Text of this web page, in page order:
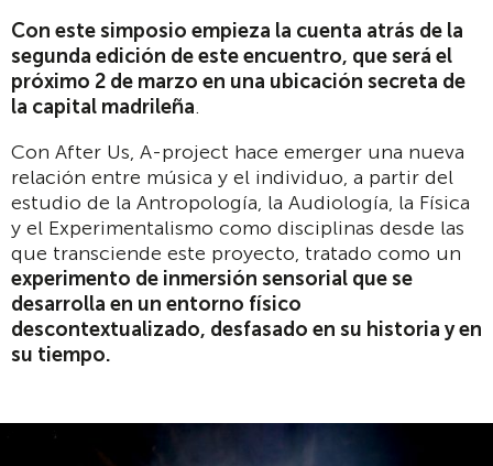
Con este simposio empieza la cuenta atrás de la
segunda edición de este encuentro, que será el
próximo 2 de marzo en una ubicación secreta de
la capital madrileña.
Con After Us, A-project hace emerger una nueva
relación entre música y el individuo, a partir del
estudio de la Antropología, la Audiología, la Física
y el Experimentalismo como disciplinas desde las
que transciende este proyecto, tratado como un
experimento de inmersión sensorial que se
desarrolla en un entorno físico
descontextualizado, desfasado en su historia y en
su tiempo.